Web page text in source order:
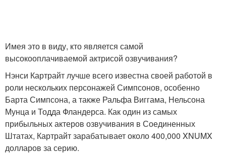
Имея это в виду, кто является самой
высокооплачиваемой актрисой озвучивания?
Нэнси Картрайт лучше всего известна своей работой в
роли нескольких персонажей Симпсонов, особенно
Барта Симпсона, а также Ральфа Виггама, Нельсона
Мунца и Тодда Фландерса. Как один из самых
прибыльных актеров озвучивания в Соединенных
Штатах, Картрайт зарабатывает около 400,000 XNUMX
долларов за серию.